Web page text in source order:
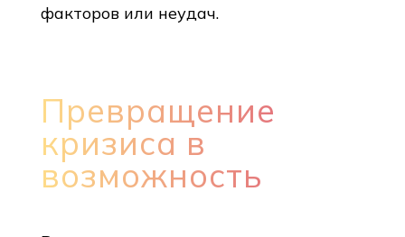
факторов или неудач.
Превращение
кризиса в
возможность